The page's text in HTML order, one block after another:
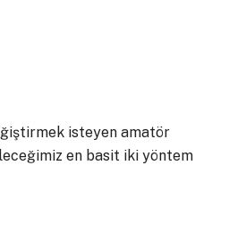
isteyen amatör
en basit iki yöntem